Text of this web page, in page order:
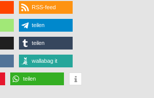
RSS-feed
teilen
teilen
wallabag it
teilen